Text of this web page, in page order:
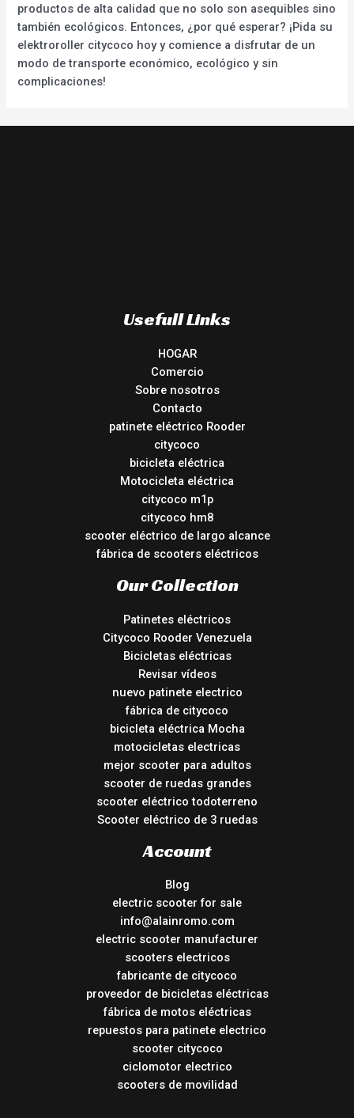
productos de alta calidad que no solo son asequibles sino
también ecológicos. Entonces, ¿por qué esperar? ¡Pida su
elektroroller citycoco hoy y comience a disfrutar de un
modo de transporte económico, ecológico y sin
complicaciones!
Usefull Links
HOGAR
Comercio
Sobre nosotros
Contacto
patinete eléctrico Rooder
citycoco
bicicleta eléctrica
Motocicleta eléctrica
citycoco m1p
citycoco hm8
scooter eléctrico de largo alcance
fábrica de scooters eléctricos
Our Collection
Patinetes eléctricos
Citycoco Rooder Venezuela
Bicicletas eléctricas
Revisar vídeos
nuevo patinete electrico
fábrica de citycoco
bicicleta eléctrica Mocha
motocicletas electricas
mejor scooter para adultos
scooter de ruedas grandes
scooter eléctrico todoterreno
Scooter eléctrico de 3 ruedas
Account
Blog
electric scooter for sale
info@alainromo.com
electric scooter manufacturer
scooters electricos
fabricante de citycoco
proveedor de bicicletas eléctricas
fábrica de motos eléctricas
repuestos para patinete electrico
scooter citycoco
ciclomotor electrico
scooters de movilidad